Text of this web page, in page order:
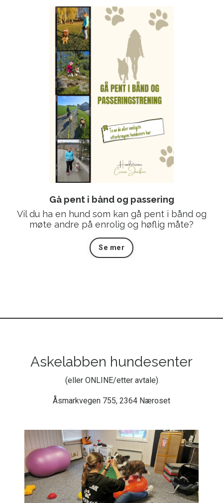
Gå pent i bånd og passering
Vil du ha en hund som kan gå pent i bånd og
møte andre på enrolig og høflig måte?
Se mer
Askelabben hundesenter
(eller ONLINE/etter avtale)
Åsmarkvegen 755, 2364 Næroset